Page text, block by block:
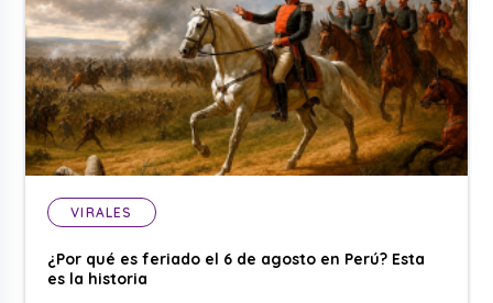
VIRALES
¿Por qué es feriado el 6 de agosto en Perú? Esta
es la historia